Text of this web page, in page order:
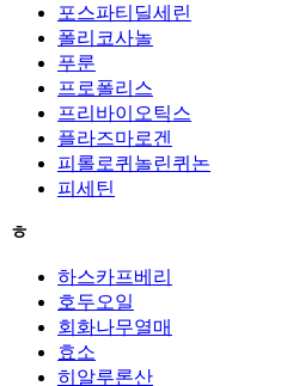
포스파티딜세린
폴리코사놀
푸룬
프로폴리스
프리바이오틱스
플라즈마로겐
피롤로퀴놀린퀴논
피세틴
ㅎ
하스카프베리
호두오일
회화나무열매
효소
히알루론산